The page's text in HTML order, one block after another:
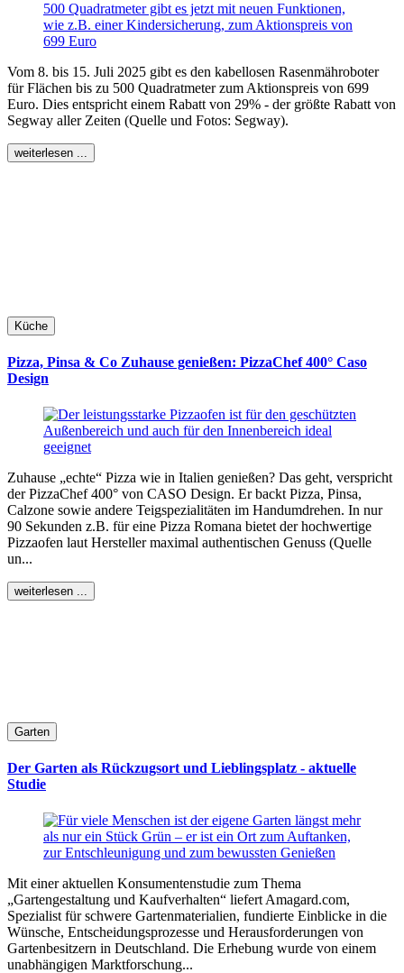
Vom 8. bis 15. Juli 2025 gibt es den kabellosen Rasenmähroboter
für Flächen bis zu 500 Quadratmeter zum Aktionspreis von 699
Euro. Dies entspricht einem Rabatt von 29% - der größte Rabatt von
Segway aller Zeiten (Quelle und Fotos: Segway).
weiterlesen ...
Küche
Pizza, Pinsa & Co Zuhause genießen: PizzaChef 400° Caso
Design
Zuhause „echte“ Pizza wie in Italien genießen? Das geht, verspricht
der PizzaChef 400° von CASO Design. Er backt Pizza, Pinsa,
Calzone sowie andere Teigspezialitäten im Handumdrehen. In nur
90 Sekunden z.B. für eine Pizza Romana bietet der hochwertige
Pizzaofen laut Hersteller maximal authentischen Genuss (Quelle
un...
weiterlesen ...
Garten
Der Garten als Rückzugsort und Lieblingsplatz - aktuelle
Studie
Mit einer aktuellen Konsumentenstudie zum Thema
„Gartengestaltung und Kaufverhalten“ liefert Amagard.com,
Spezialist für schwere Gartenmaterialien, fundierte Einblicke in die
Wünsche, Entscheidungsprozesse und Herausforderungen von
Gartenbesitzern in Deutschland. Die Erhebung wurde von einem
unabhängigen Marktforschung...